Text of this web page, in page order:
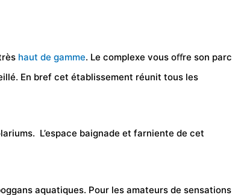
haut de gamme. Le complexe vous oﬀre son parc
En bref cet établissement réunit tous les
L’espace baignade et farniente de cet
aquatiques. Pour les amateurs de sensations